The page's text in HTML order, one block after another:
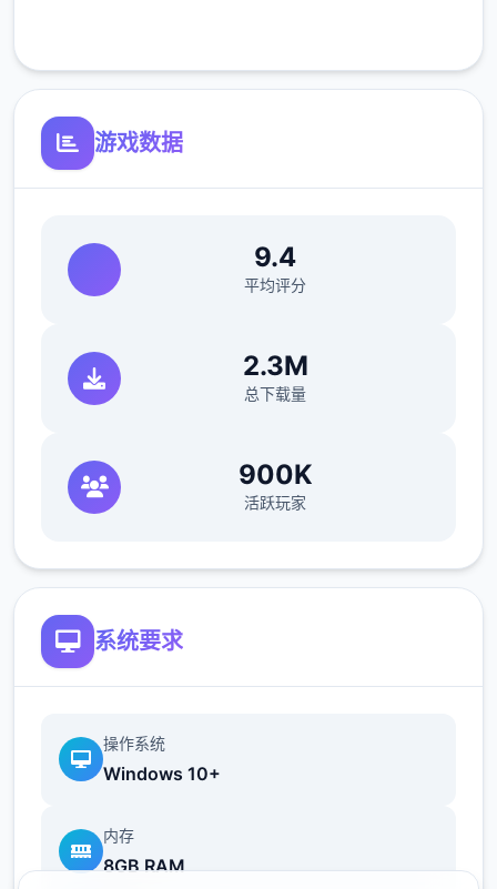
游戏数据
9.4
平均评分
2.3M
总下载量
900K
活跃玩家
系统要求
操作系统
Windows 10+
内存
8GB RAM